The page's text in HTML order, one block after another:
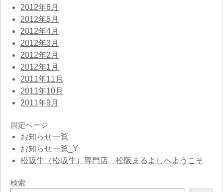
2012年6月
2012年5月
2012年4月
2012年3月
2012年2月
2012年1月
2011年11月
2011年10月
2011年9月
固定ページ
お知らせ一覧
お知らせ一覧_Y
松阪牛（松坂牛）専門店 松阪まるよしへようこそ
検索